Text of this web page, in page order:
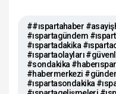
##ıspartahaber
#ıspartagündem
#ıspartadakika
#ıspartaolayları
#sondakika
#habermerkezi
#ıspartasondakika